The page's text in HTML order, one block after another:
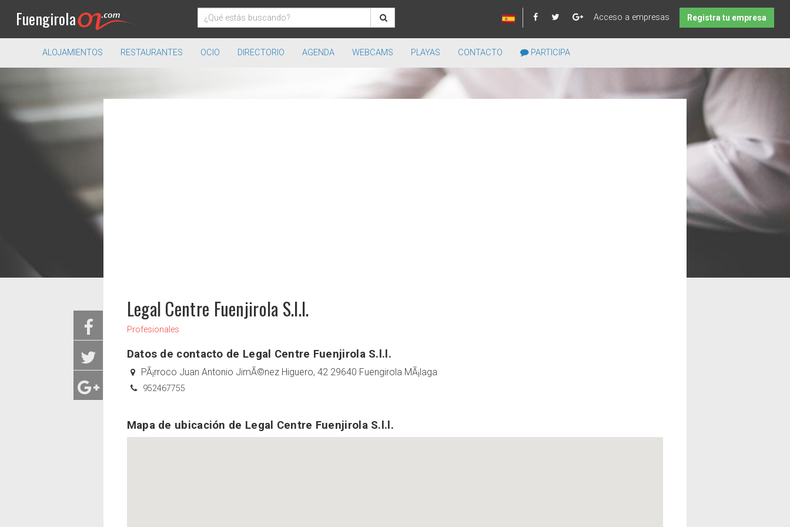
Fuengirola Acceso a empresas Registra tu empresa
ALOJAMIENTOS RESTAURANTES OCIO DIRECTORIO AGENDA WEBCAMS PLAYAS CONTACTO PARTICIPA
Legal Centre Fuenjirola S.l.l.
Profesionales
Datos de contacto de Legal Centre Fuenjirola S.l.l.
PÃ¡rroco Juan Antonio JimÃ©nez Higuero, 42 29640 Fuengirola MÃ¡laga
952467755
Mapa de ubicación de Legal Centre Fuenjirola S.l.l.